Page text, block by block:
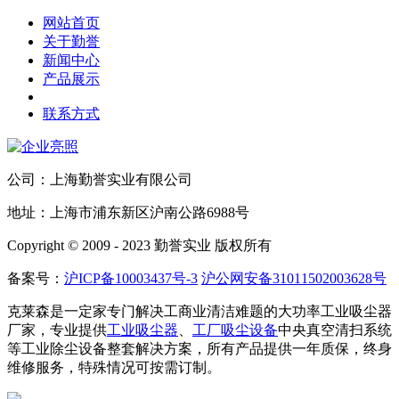
网站首页
关于勤誉
新闻中心
产品展示
联系方式
公司：上海勤誉实业有限公司
地址：上海市浦东新区沪南公路6988号
Copyright © 2009 - 2023 勤誉实业 版权所有
备案号： 沪ICP备10003437号-3 沪公网安备31011502003628号
克莱森是一定家专门解决工商业清洁难题的大功率工业吸尘器
厂家，专业提供工业吸尘器 工厂吸尘设备中央真空清扫系统
等工业除尘设备整套解决方案，所有产品提供一年质保，终身
维修服务，特殊情况可按需订制。